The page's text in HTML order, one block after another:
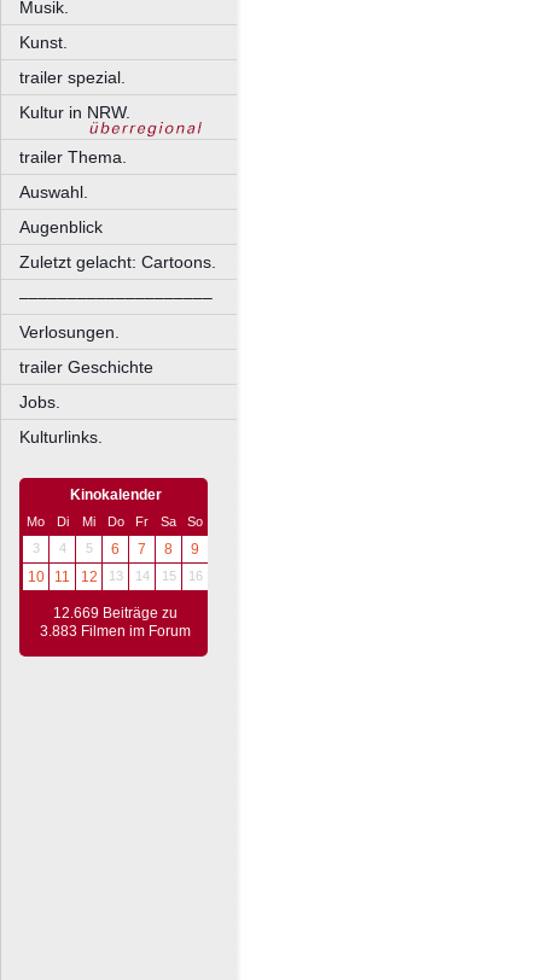
Musik.
Kunst.
trailer spezial.
Kultur in NRW.
trailer Thema.
Auswahl.
Augenblick
Zuletzt gelacht: Cartoons.
––––––––––––––––––––
Verlosungen.
trailer Geschichte
Jobs.
Kulturlinks.
Kinokalender
Mo Di Mi Do Fr Sa
So
3
4 5 6 7 8
9
10
11 12 13 14 15 16
12.669 Beiträge zu
3.883 Filmen im Forum